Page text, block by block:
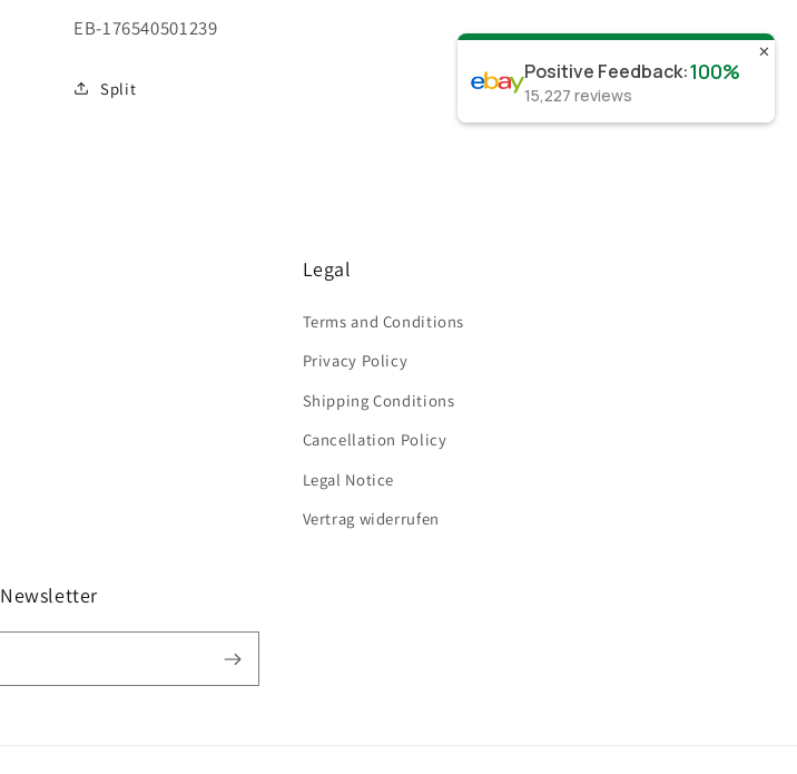
SKU:
EB-176540501239
Split
✕
Positive Feedback:100%
15,227 reviews
Legal
Terms and Conditions
Privacy Policy
Shipping Conditions
Cancellation Policy
Legal Notice
Vertrag widerrufen
Newsletter